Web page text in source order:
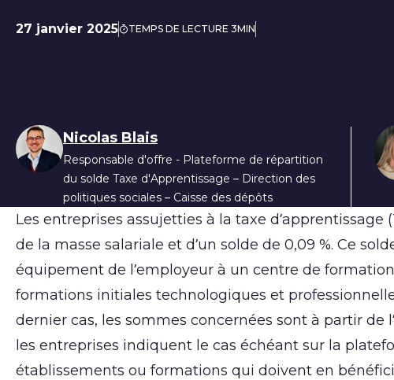
Date de publication
27 janvier 2025
TEMPS DE LECTURE 3MIN
Liste des auteurs
Nicolas Blais
Responsable d'offre - Plateforme de répartition
du solde Taxe d'Apprentissage – Direction des
politiques sociales – Caisse des dépôts
Les entreprises assujetties à la taxe
de la masse salariale et d’un solde de 0,09 %. Ce
équipement de l’employeur à un centre de
formations initiales technologiques et
dernier cas, les sommes concernées sont à partir de
les entreprises indiquent le cas échéant sur la
établissements ou formations qui doivent en